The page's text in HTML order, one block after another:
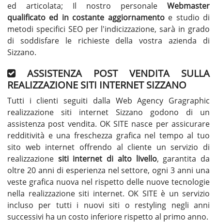
ed articolata; Il nostro personale Webmaster
qualificato ed in costante aggiornamentoe studio di
metodi specifici SEO per l'indicizzazione, sarà in grado
di soddisfare le richieste della vostra azienda di
Sizzano.
ASSISTENZA POST VENDITA SULLA
REALIZZAZIONE SITI INTERNET SIZZANO
Tutti i clienti seguiti dalla Web Agency Gragraphic
realizzazione siti internet Sizzano godono di un
assistenza post vendita. OK SITE nasce per assicurare
redditività e una freschezza grafica nel tempo al tuo
sito web internet offrendo al cliente un servizio di
realizzazione siti internet di alto livello, garantita da
oltre 20 anni di esperienza nel settore, ogni 3 anni una
veste grafica nuova nel rispetto delle nuove tecnologie
nella realizzazione siti internet. OK SITE è un servizio
incluso per tutti i nuovi siti o restyling negli anni
successivi ha un costo inferiore rispetto al primo anno.